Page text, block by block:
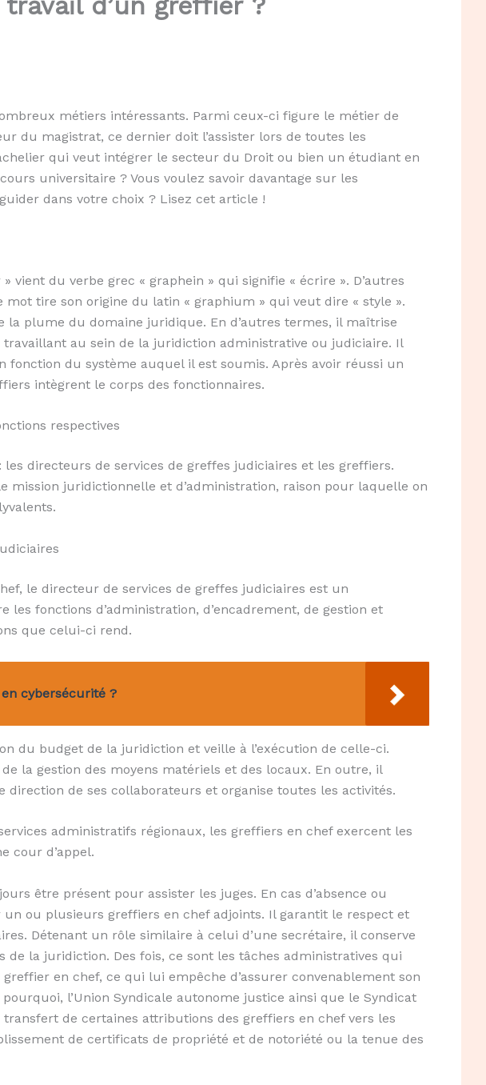
métiers intéressants. Parmi ceux-ci figure le métier de
du magistrat, ce dernier doit l’assister lors de toutes les
qui veut intégrer le secteur du Droit ou bien un étudiant en
universitaire ? Vous voulez savoir davantage sur les
dans votre choix ? Lisez cet article !
vient du verbe grec « graphein » qui signifie « écrire ». D’autres
tire son origine du latin « graphium » qui veut dire « style ».
la plume du domaine juridique. En d’autres termes, il maîtrise
travaillant au sein de la juridiction administrative ou judiciaire. Il
fonction du système auquel il est soumis. Après avoir réussi un
intègrent le corps des fonctionnaires.
respectives
directeurs de services de greffes judiciaires et les greffiers.
mission juridictionnelle et d’administration, raison pour laquelle on
le directeur de services de greffes judiciaires est un
les fonctions d’administration, d’encadrement, de gestion et
que celui-ci rend.
cybersécurité ?
du budget de la juridiction et veille à l’exécution de celle-ci.
la gestion des moyens matériels et des locaux. En outre, il
direction de ses collaborateurs et organise toutes les activités.
administratifs régionaux, les greffiers en chef exercent les
cour d’appel.
être présent pour assister les juges. En cas d’absence ou
un ou plusieurs greffiers en chef adjoints. Il garantit le respect et
Détenant un rôle similaire à celui d’une secrétaire, il conserve
de la juridiction. Des fois, ce sont les tâches administratives qui
en chef, ce qui lui empêche d’assurer convenablement son
pourquoi, l’Union Syndicale autonome justice ainsi que le Syndicat
de certaines attributions des greffiers en chef vers les
de certificats de propriété et de notoriété ou la tenue des